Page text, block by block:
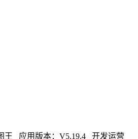
王 应用版本：V5.19.4 开发运营